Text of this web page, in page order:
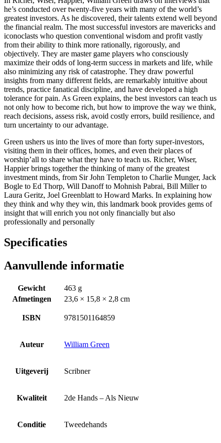
he’s conducted over twenty-five years with many of the world’s
greatest investors. As he discovered, their talents extend well beyond
the financial realm. The most successful investors are mavericks and
iconoclasts who question conventional wisdom and profit vastly
from their ability to think more rationally, rigorously, and
objectively. They are master game players who consciously
maximize their odds of long-term success in markets and life, while
also minimizing any risk of catastrophe. They draw powerful
insights from many different fields, are remarkably intuitive about
trends, practice fanatical discipline, and have developed a high
tolerance for pain. As Green explains, the best investors can teach us
not only how to become rich, but how to improve the way we think,
reach decisions, assess risk, avoid costly errors, build resilience, and
turn uncertainty to our advantage.
Green ushers us into the lives of more than forty super-investors,
visiting them in their offices, homes, and even their places of
worship’all to share what they have to teach us. Richer, Wiser,
Happier brings together the thinking of many of the greatest
investment minds, from Sir John Templeton to Charlie Munger, Jack
Bogle to Ed Thorp, Will Danoff to Mohnish Pabrai, Bill Miller to
Laura Geritz, Joel Greenblatt to Howard Marks. In explaining how
they think and why they win, this landmark book provides gems of
insight that will enrich you not only financially but also
professionally and personally
Specificaties
Aanvullende informatie
Gewicht
463 g
Afmetingen
23,6 × 15,8 × 2,8 cm
ISBN 9781501164859
Auteur William Green
Uitgeverij Scribner
Kwaliteit 2de Hands – Als Nieuw
Conditie Tweedehands